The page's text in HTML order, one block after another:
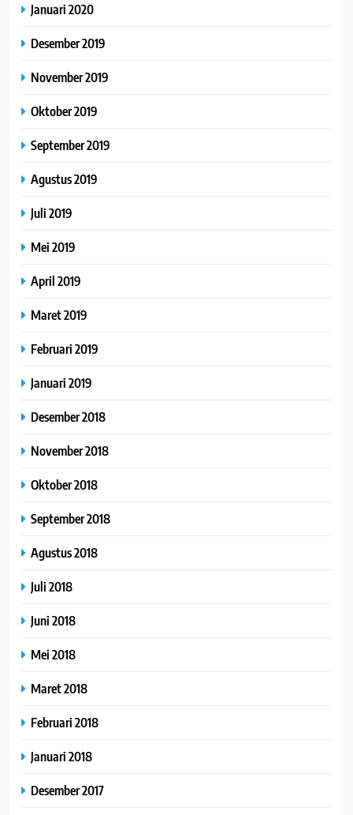
Januari 2020
Desember 2019
November 2019
Oktober 2019
September 2019
Agustus 2019
Juli 2019
Mei 2019
April 2019
Maret 2019
Februari 2019
Januari 2019
Desember 2018
November 2018
Oktober 2018
September 2018
Agustus 2018
Juli 2018
Juni 2018
Mei 2018
Maret 2018
Februari 2018
Januari 2018
Desember 2017